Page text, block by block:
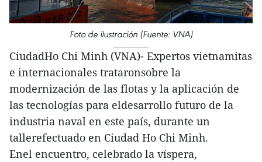
Foto de ilustración (Fuente: VNA)
CiudadHo Chi Minh (VNA)- Expertos vietnamitas
e internacionales trataronsobre la
modernización de las flotas y la aplicación de
las tecnologías para eldesarrollo futuro de la
industria naval en este país, durante un
tallerefectuado en Ciudad Ho Chi Minh.
Enel encuentro, celebrado la víspera,